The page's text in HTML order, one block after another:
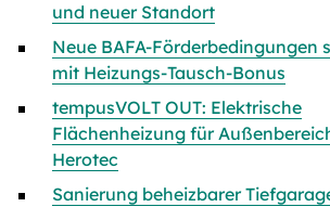
und neuer Standort
Neue BAFA-Förderbedingungen
mit Heizungs-Tausch-Bonus
tempusVOLT OUT: Elektrische
Flächenheizung für
Herotec
Sanierung beheizbarer